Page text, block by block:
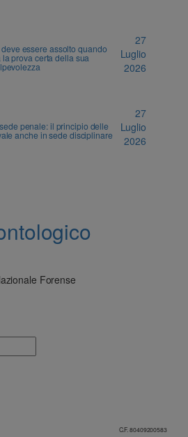
essere assolto quando
prova certa della sua
27
Luglio
2026
penale: il principio delle
anche in sede disciplinare
27
Luglio
2026
Forense
C.F. 80409200583